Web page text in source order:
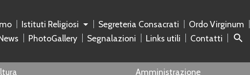
Istituti Religiosi Segreteria Consacrati
Ordo Virginum
PhotoGallery Segnalazioni Links utili Contatti search
Amministrazione